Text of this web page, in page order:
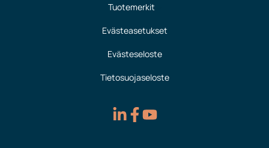
Tuotemerkit
Evästeasetukset
Evästeseloste
Tietosuojaseloste